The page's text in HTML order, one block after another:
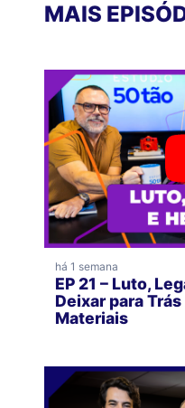
MAIS
há 1 semana
EP 21 – Luto,
Deixar para
Materiais